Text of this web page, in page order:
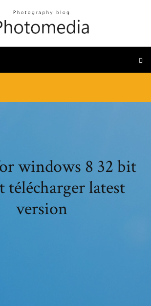
windows 8 32 bit
télécharger latest
version